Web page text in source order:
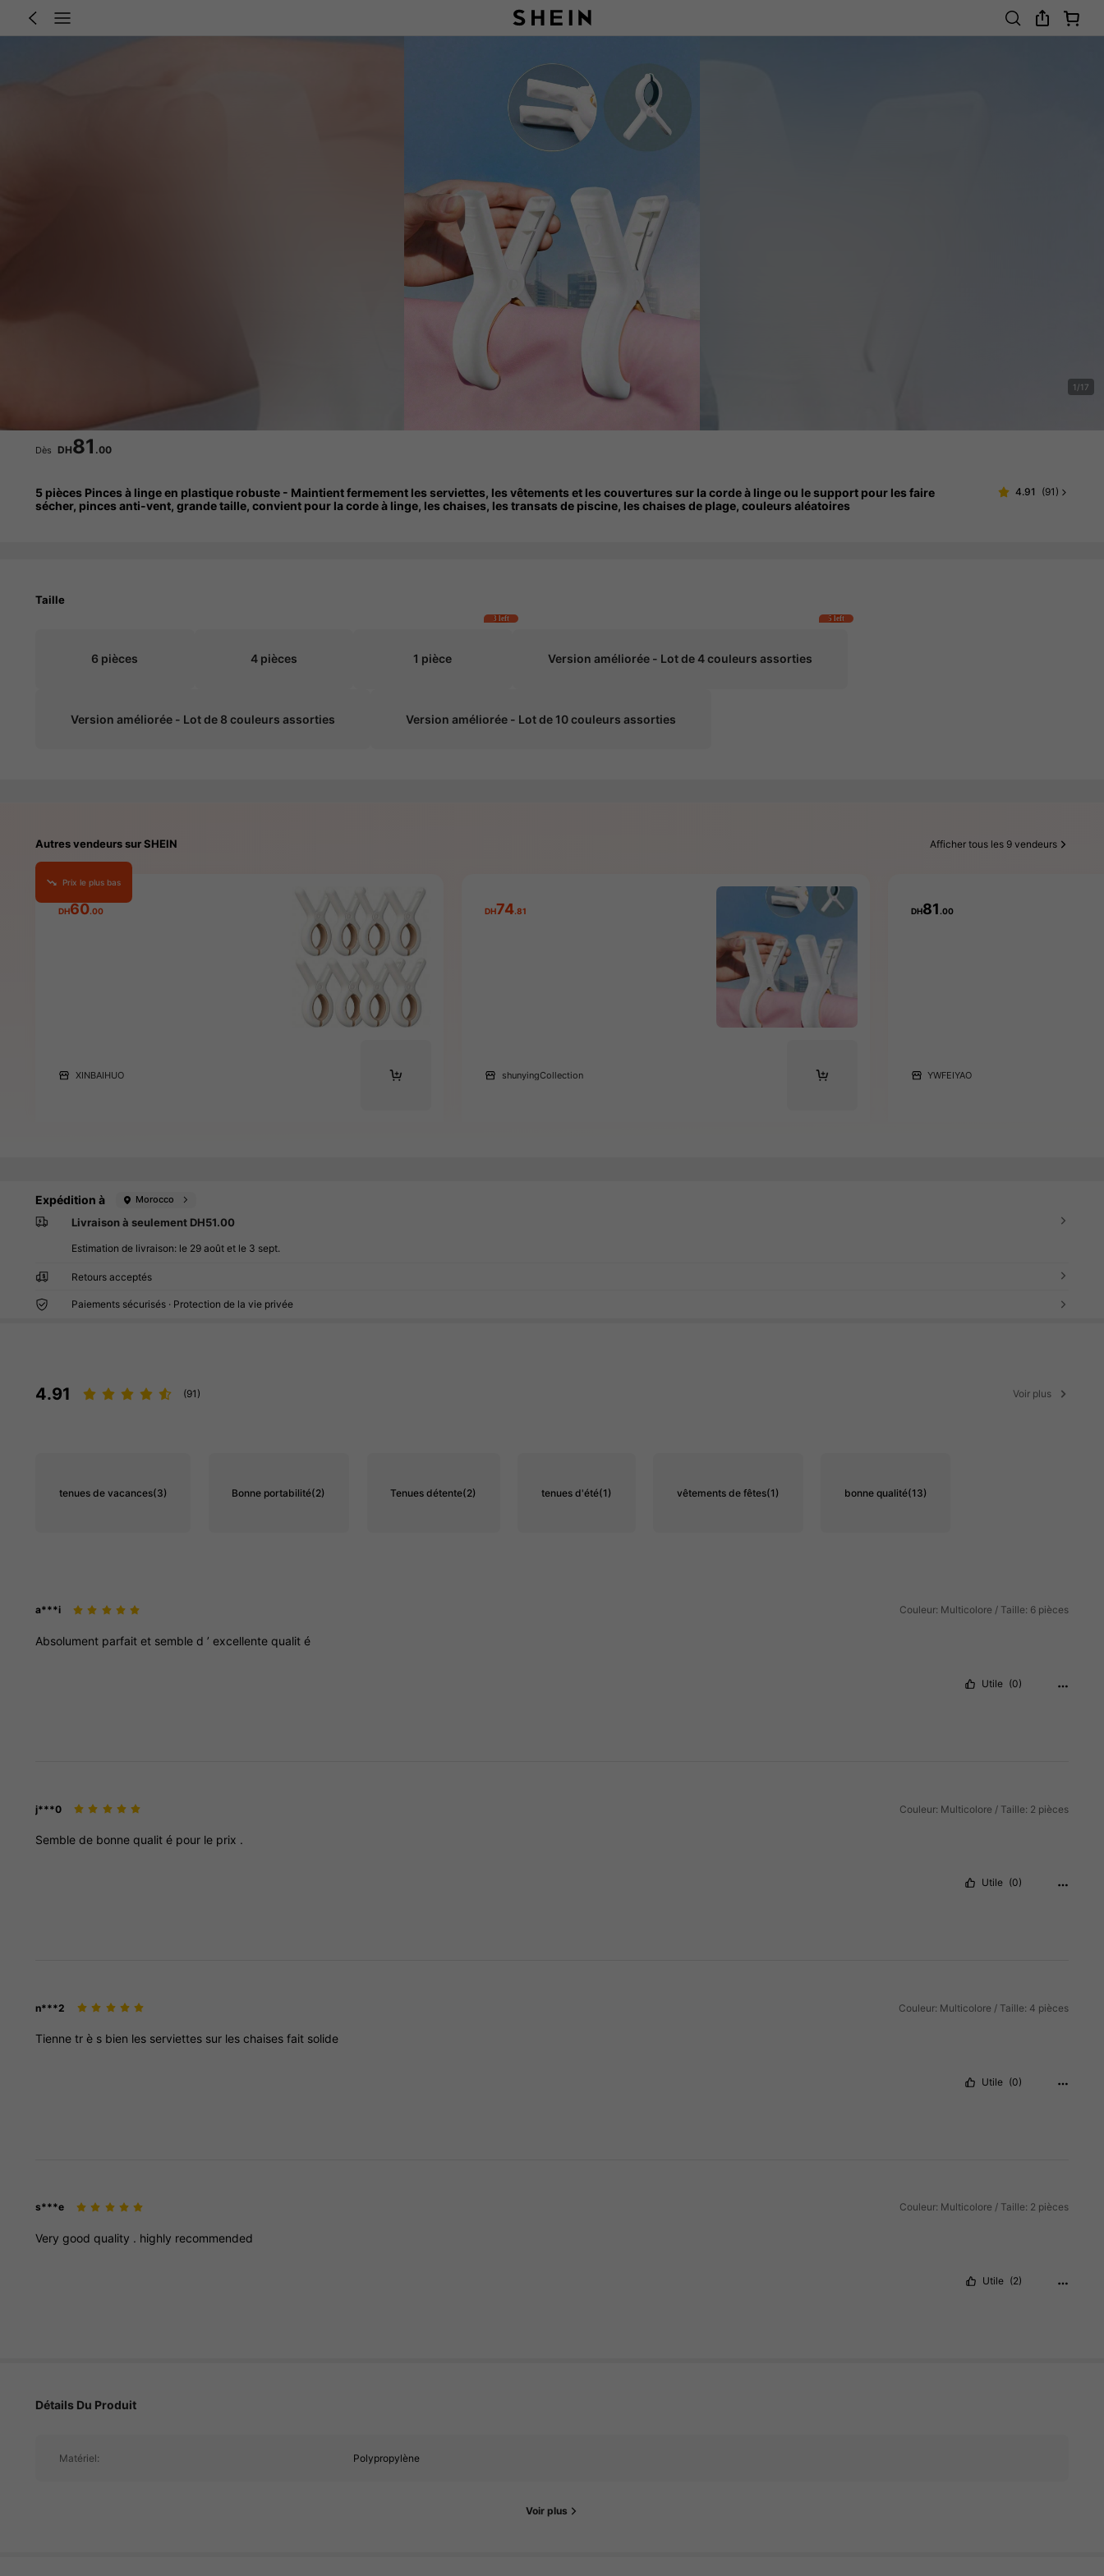
1/17
Dès DH81 .00
5 pièces Pinces à linge en plastique robuste - Maintient fermement les serviettes, les vêtements et les couvertures sur la corde à linge ou le support pour les faire
sécher, pinces anti-vent, grande taille, convient pour la corde à linge, les chaises, les transats de piscine, les chaises de plage, couleurs aléatoires
4.91 (91 )
Taille
6 pièces 4 pièces 1 pièce
3 left
Version améliorée - Lot de 4 couleurs assorties
5 left
Version améliorée - Lot de 8 couleurs assorties Version améliorée - Lot de 10 couleurs assorties
Autres vendeurs sur SHEIN Afficher tous les 9 vendeurs
Prix le plus bas
DH60.00
XINBAIHUO
DH74.81
shunyingCollection
DH81 .00
YWFEIYAO
Expédition à Morocco
Livraison à seulement DH51.00
Estimation de livraison: le 29 août et le 3 sept.
Retours acceptés
Paiements sécurisés · Protection de la vie privée
4.91 (91) Voir plus
tenues de vacances(3) Bonne portabilité(2) Tenues détente(2) tenues d'été(1) vêtements de fêtes(1) bonne qualité(13)
a***i Couleur: Multicolore / Taille: 6 pièces
Absolument parfait et semble d ’ excellente qualit é
Utile (0)
j***0 Couleur: Multicolore / Taille: 2 pièces
Semble de bonne qualit é pour le prix .
Utile (0)
n***2 Couleur: Multicolore / Taille: 4 pièces
Tienne tr è s bien les serviettes sur les chaises fait solide
Utile (0)
s***e Couleur: Multicolore / Taille: 2 pièces
Very good quality . highly recommended
Utile (2)
Détails Du Produit
Matériel: Polypropylène
Voir plus